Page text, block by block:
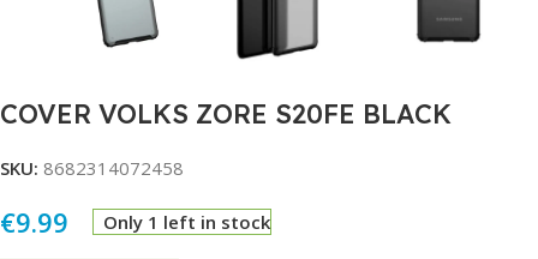
COVER VOLKS ZORE S20FE BLACK
SKU: 8682314072458
€9.99 Only 1 left in stock